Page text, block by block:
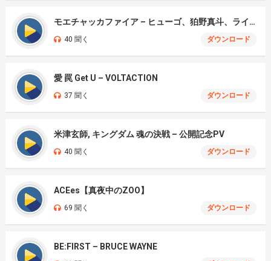
モエチャッカファイア – ヒューゴ、狛野真斗、ライト、セヴェリアン (Cover )
40 聞く ダウンロード
愛 罠 Get U – VOLTACTION
37 聞く ダウンロード
米津玄師, キングダム 魂の決戦 – 公開記念PV
40 聞く ダウンロード
ACEes【真夜中のZOO】
69 聞く ダウンロード
BE:FIRST – BRUCE WAYNE